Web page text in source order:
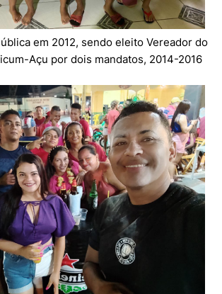
em 2012, sendo eleito Vereador do
Açu por dois mandatos, 2014-2016